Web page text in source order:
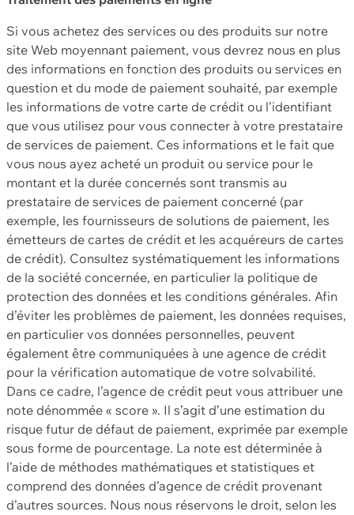
Si vous achetez des services ou des produits sur notre
site Web moyennant paiement, vous devrez nous en plus
des informations en fonction des produits ou services en
question et du mode de paiement souhaité, par exemple
les informations de votre carte de crédit ou l’identifiant
que vous utilisez pour vous connecter à votre prestataire
de services de paiement. Ces informations et le fait que
vous nous ayez acheté un produit ou service pour le
montant et la durée concernés sont transmis au
prestataire de services de paiement concerné (par
exemple, les fournisseurs de solutions de paiement, les
émetteurs de cartes de crédit et les acquéreurs de cartes
de crédit). Consultez systématiquement les informations
de la société concernée, en particulier la politique de
protection des données et les conditions générales. Afin
d’éviter les problèmes de paiement, les données requises,
en particulier vos données personnelles, peuvent
également être communiquées à une agence de crédit
pour la vérification automatique de votre solvabilité.
Dans ce cadre, l’agence de crédit peut vous attribuer une
note dénommée « score ». Il s’agit d’une estimation du
risque futur de défaut de paiement, exprimée par exemple
sous forme de pourcentage. La note est déterminée à
l’aide de méthodes mathématiques et statistiques et
comprend des données d’agence de crédit provenant
d’autres sources. Nous nous réservons le droit, selon les